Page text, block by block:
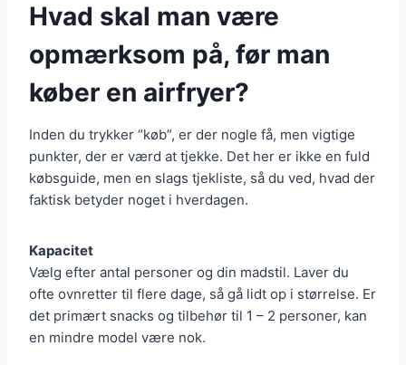
Hvad skal man være
opmærksom på, før man
køber en airfryer?
Inden du trykker “køb”, er der nogle få, men vigtige
punkter, der er værd at tjekke. Det her er ikke en fuld
købsguide, men en slags tjekliste, så du ved, hvad der
faktisk betyder noget i hverdagen.
Kapacitet
Vælg efter antal personer og din madstil. Laver du
ofte ovnretter til flere dage, så gå lidt op i størrelse. Er
det primært snacks og tilbehør til 1 – 2 personer, kan
en mindre model være nok.